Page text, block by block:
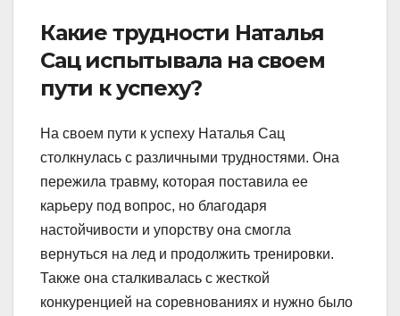
Какие трудности Наталья
Сац испытывала на своем
пути к успеху?
На своем пути к успеху Наталья Сац
столкнулась с различными трудностями. Она
пережила травму, которая поставила ее
карьеру под вопрос, но благодаря
настойчивости и упорству она смогла
вернуться на лед и продолжить тренировки.
Также она сталкивалась с жесткой
конкуренцией на соревнованиях и нужно было